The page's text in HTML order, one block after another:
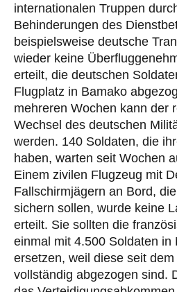
internationalen Truppen
Behinderungen des
beispielsweise deutsche
wieder keine
erteilt, die deutschen
Flugplatz in Bamako
mehreren Wochen kann der
Wechsel des deutschen
werden. 140 Soldaten, die
haben, warten seit Wochen
Einem zivilen Flugzeug mit
Fallschirmjägern an Bord,
sichern sollen, wurde keine
erteilt. Sie sollten die
einmal mit 4.500 Soldaten in
ersetzen, weil diese seit
vollständig abgezogen sind.